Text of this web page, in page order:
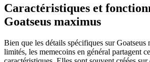
Caractéristiques et
Goatseus maximus
Bien que les détails spécifiques sur Goatseus
limités, les memecoins en général partagent